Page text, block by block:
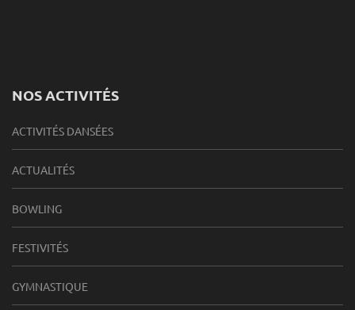
NOS ACTIVITÉS
ACTIVITÉS DANSÉES
ACTUALITÉS
BOWLING
FESTIVITÉS
GYMNASTIQUE